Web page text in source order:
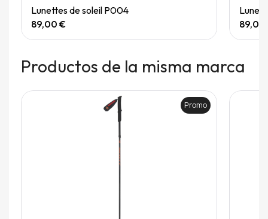
Quick View
Lunettes de soleil P004
89,00 €
89,00
Productos de la misma marca
Promo